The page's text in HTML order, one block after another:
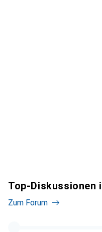
Top-Diskussionen
Zum Forum